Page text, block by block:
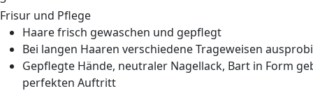
Frisur und Pflege
Haare frisch gewaschen und gepflegt
Bei langen Haaren verschiedene Trageweisen
Gepflegte Hände, neutraler Nagellack, Bart in Form
perfekten Auftritt